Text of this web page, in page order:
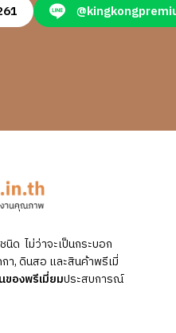
นิด ไม่ว่าจะเป็นกระบอก
กา, ดินสอ และสินค้าพรีเมี่
ของพรีเมี่ยมประสบการณ์